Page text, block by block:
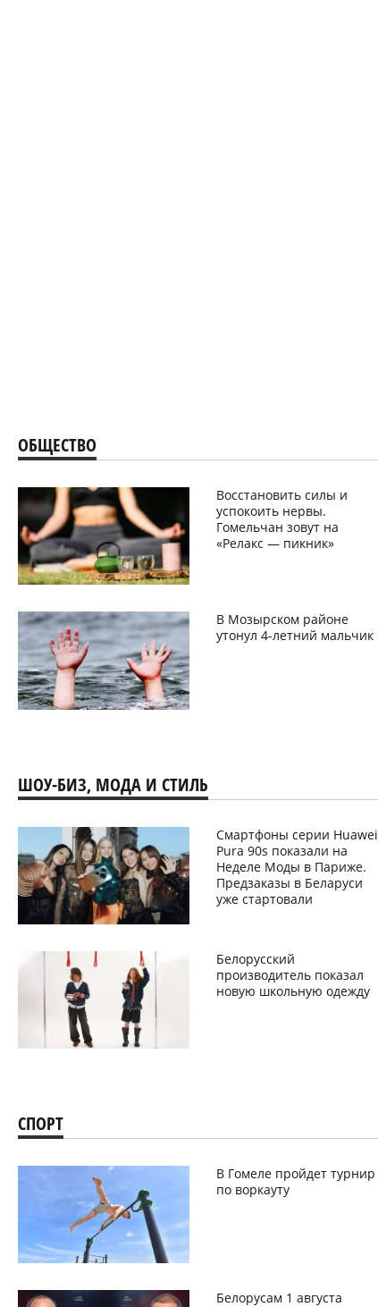
ОБЩЕСТВО
Восстановить силы и
успокоить нервы.
Гомельчан зовут на
«Релакс — пикник»
В Мозырском районе
утонул 4-летний мальчик
ШОУ-БИЗ, МОДА И СТИЛЬ
Смартфоны серии Huawei
Pura 90s показали на
Неделе Моды в Париже.
Предзаказы в Беларуси
уже стартовали
Белорусский
производитель показал
новую школьную одежду
СПОРТ
В Гомеле пройдет турнир
по воркауту
Белорусам 1 августа